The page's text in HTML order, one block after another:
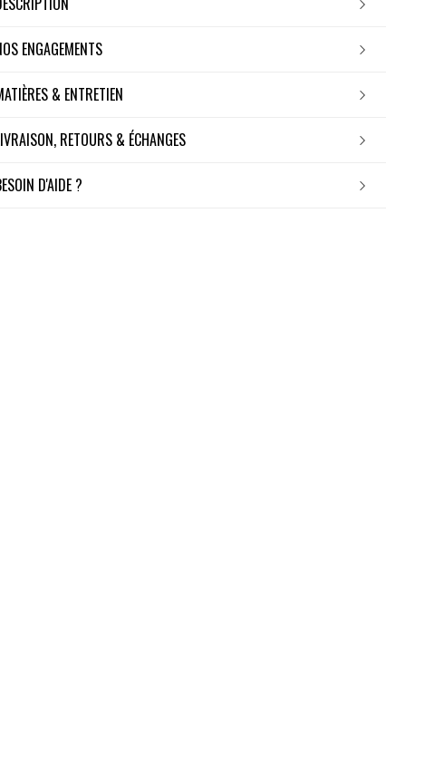
NOS ENGAGEMENTS
MATIÈRES & ENTRETIEN
LIVRAISON, RETOURS & ÉCHANGES
BESOIN D'AIDE ?